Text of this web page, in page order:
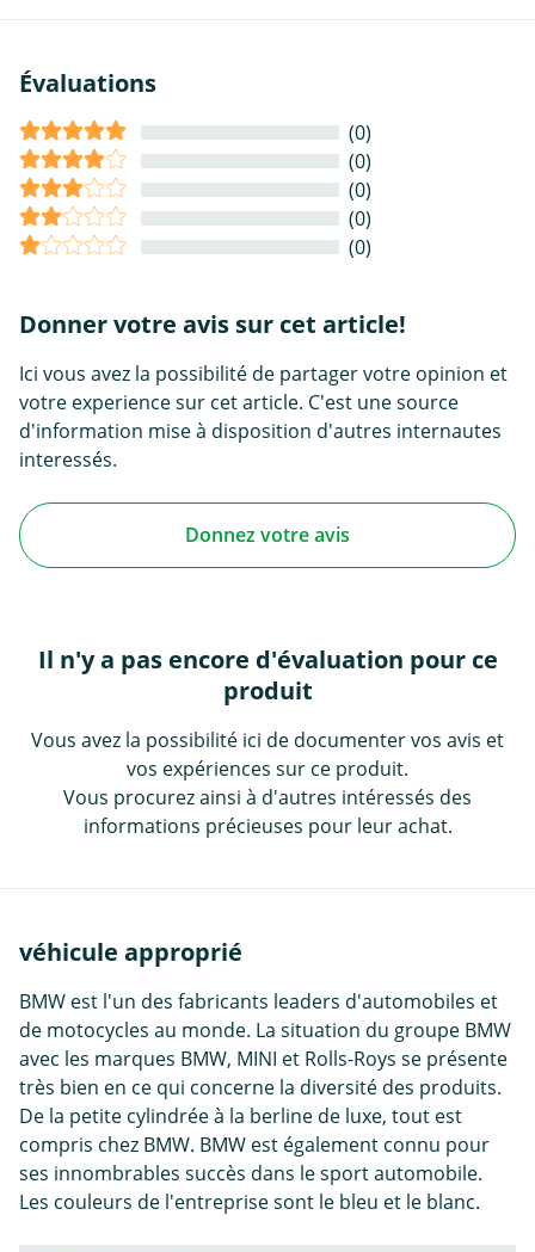
Évaluations
(0)
(0)
(0)
(0)
(0)
Donner votre avis sur cet article!
Ici vous avez la possibilité de partager votre opinion et
votre experience sur cet article. C'est une source
d'information mise à disposition d'autres internautes
interessés.
Donnez votre avis
Il n'y a pas encore d'évaluation pour ce
produit
Vous avez la possibilité ici de documenter vos avis et
vos expériences sur ce produit.
Vous procurez ainsi à d'autres intéressés des
informations précieuses pour leur achat.
véhicule approprié
BMW est l'un des fabricants leaders d'automobiles et
de motocycles au monde. La situation du groupe BMW
avec les marques BMW, MINI et Rolls-Roys se présente
très bien en ce qui concerne la diversité des produits.
De la petite cylindrée à la berline de luxe, tout est
compris chez BMW. BMW est également connu pour
ses innombrables succès dans le sport automobile.
Les couleurs de l'entreprise sont le bleu et le blanc.